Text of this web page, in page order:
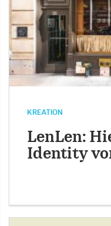
KREATION
LenLen:
Identity